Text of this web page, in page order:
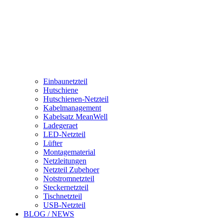
Einbaunetzteil
Hutschiene
Hutschienen-Netzteil
Kabelmanagement
Kabelsatz MeanWell
Ladegeraet
LED-Netzteil
Lüfter
Montagematerial
Netzleitungen
Netzteil Zubehoer
Notstromnetzteil
Steckernetzteil
Tischnetzteil
USB-Netzteil
BLOG / NEWS